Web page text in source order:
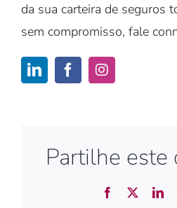
da sua carteira de seguros
sem compromisso, fale
Partilhe este
Facebook